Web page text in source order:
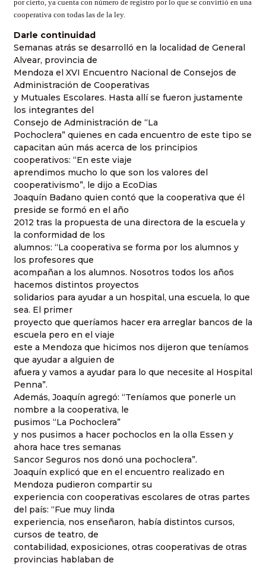
por cierto, ya cuenta con número de registro por lo que se convirtió en una
cooperativa con todas las de la ley.
Darle continuidad
Semanas atrás se desarrolló en la localidad de General
Alvear, provincia de
Mendoza el XVI Encuentro Nacional de Consejos de
Administración de Cooperativas
y Mutuales Escolares. Hasta allí se fueron justamente
los integrantes del
Consejo de Administración de “La
Pochoclera” quienes en cada encuentro de este tipo se
capacitan aún más acerca de los principios
cooperativos: “En este viaje
aprendimos mucho lo que son los valores del
cooperativismo”, le dijo a EcoDias
Joaquín Badano quien contó que la cooperativa que él
preside se formó en el año
2012 tras la propuesta de una directora de la escuela y
la conformidad de los
alumnos: “La cooperativa se forma por los alumnos y
los profesores que
acompañan a los alumnos. Nosotros todos los años
hacemos distintos proyectos
solidarios para ayudar a un hospital, una escuela, lo que
sea. El primer
proyecto que queríamos hacer era arreglar bancos de la
escuela pero en el viaje
este a Mendoza que hicimos nos dijeron que teníamos
que ayudar a alguien de
afuera y vamos a ayudar para lo que necesite al Hospital
Penna”.
Además, Joaquín agregó: “Teníamos que ponerle un
nombre a la cooperativa, le
pusimos “La Pochoclera”
y nos pusimos a hacer pochoclos en la olla Essen y
ahora hace tres semanas
Sancor Seguros nos donó una pochoclera”.
Joaquín explicó que en el encuentro realizado en
Mendoza pudieron compartir su
experiencia con cooperativas escolares de otras partes
del país: “Fue muy linda
experiencia, nos enseñaron, había distintos cursos,
cursos de teatro, de
contabilidad, exposiciones, otras cooperativas de otras
provincias hablaban de